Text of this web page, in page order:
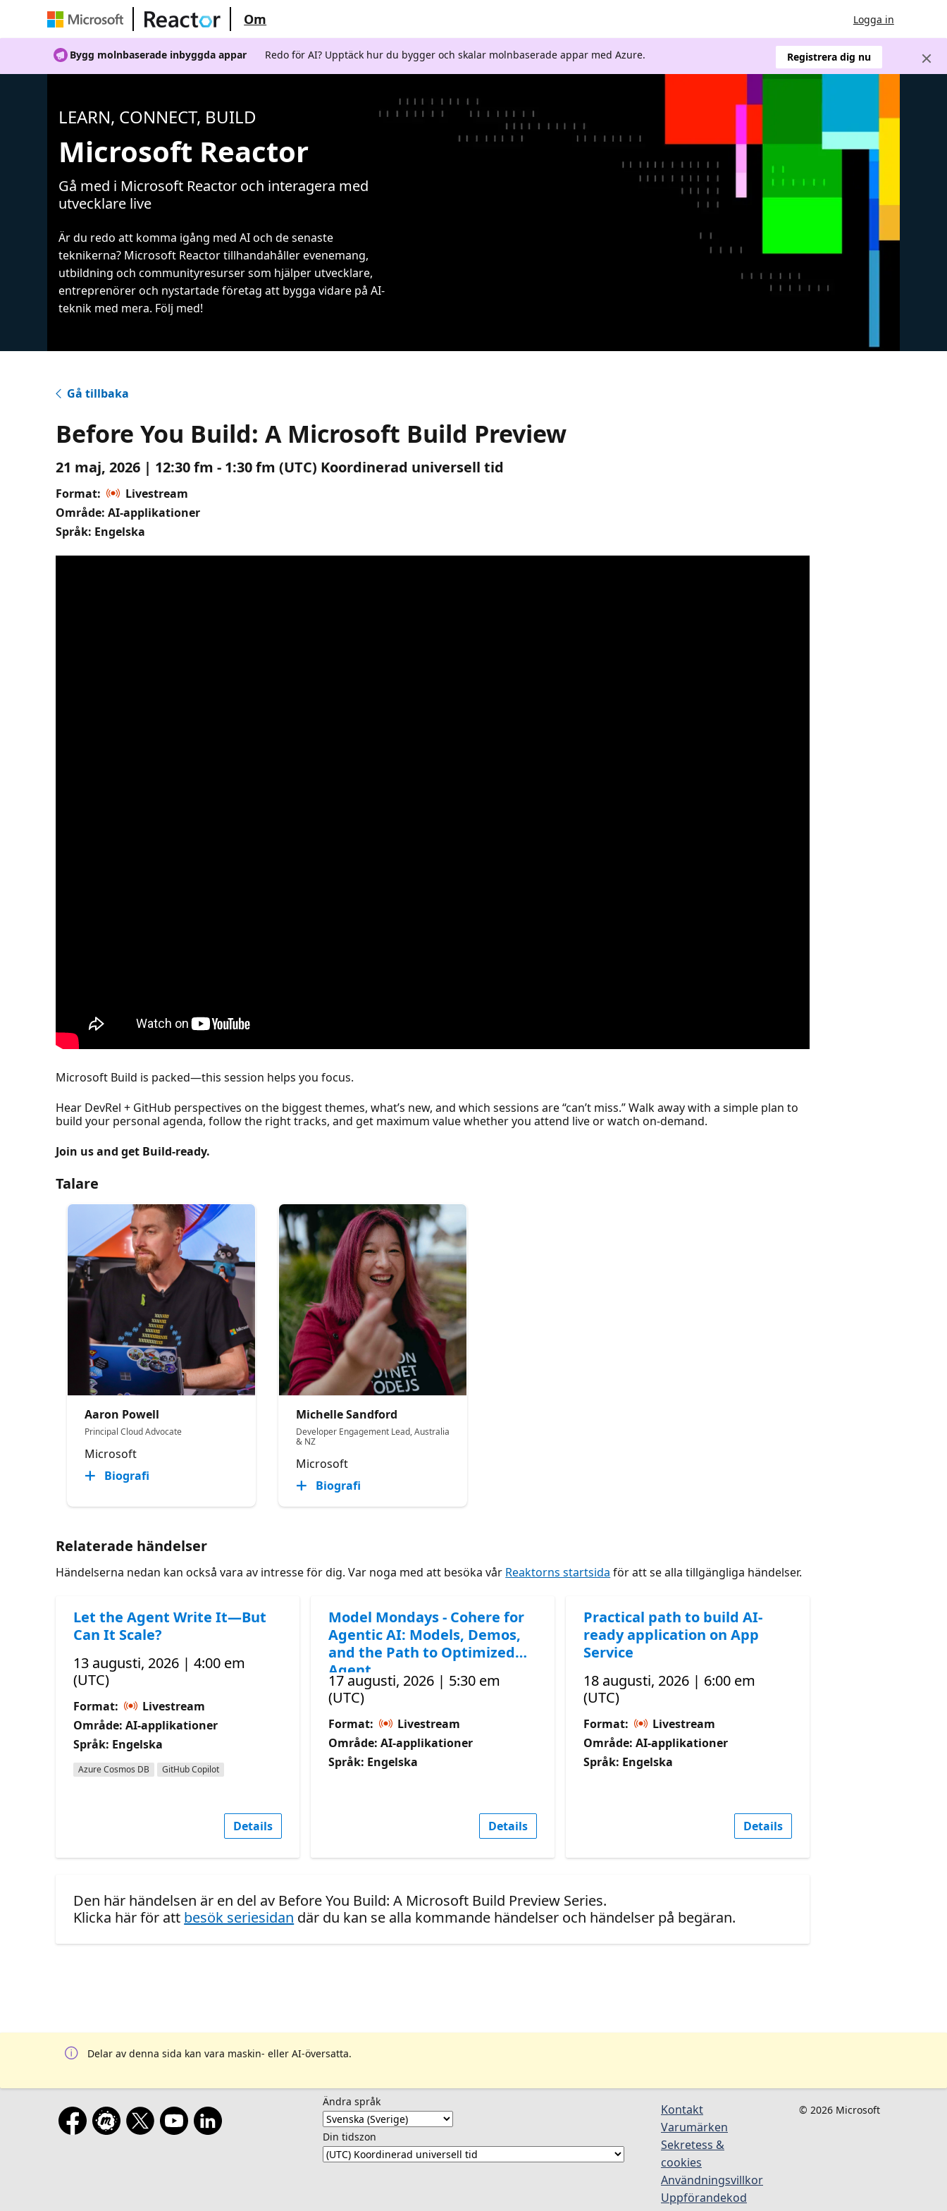
Om Logga in
Bygg molnbaserade inbyggda appar Redo för AI? Upptäck hur du bygger och skalar molnbaserade appar med Azure. Registrera dig nu
LEARN, CONNECT, BUILD
Microsoft Reactor
Gå med i Microsoft Reactor och interagera med
utvecklare live
Är du redo att komma igång med AI och de senaste
teknikerna? Microsoft Reactor tillhandahåller evenemang,
utbildning och communityresurser som hjälper utvecklare,
entreprenörer och nystartade företag att bygga vidare på AI-
teknik med mera. Följ med!
Gå tillbaka
Before You Build: A Microsoft Build Preview
21 maj, 2026 | 12:30 fm - 1:30 fm (UTC) Koordinerad universell tid
Format:
Livestream
Område: AI-applikationer
Språk: Engelska
Microsoft Build is packed—this session helps you focus.
Hear DevRel + GitHub perspectives on the biggest themes, what’s new, and which sessions are “can’t miss.” Walk away with a simple plan to
build your personal agenda, follow the right tracks, and get maximum value whether you attend live or watch on‑demand.
Join us and get Build‑ready.
Talare
Aaron Powell
Principal Cloud Advocate
Microsoft
Biografi
Michelle Sandford
Developer Engagement Lead, Australia
& NZ
Microsoft
Biografi
Relaterade händelser
Händelserna nedan kan också vara av intresse för dig. Var noga med att besöka vår Reaktorns startsida för att se alla tillgängliga händelser.
Let the Agent Write It—But
Can It Scale?
13 augusti, 2026 | 4:00 em
(UTC)
Format:
Livestream
Område: AI-applikationer
Språk: Engelska
Azure Cosmos DB GitHub Copilot
Details
Model Mondays - Cohere for
Agentic AI: Models, Demos,
and the Path to Optimized
Agent
17 augusti, 2026 | 5:30 em
(UTC)
Format:
Livestream
Område: AI-applikationer
Språk: Engelska
Details
Practical path to build AI-
ready application on App
Service
18 augusti, 2026 | 6:00 em
(UTC)
Format:
Livestream
Område: AI-applikationer
Språk: Engelska
Details
Den här händelsen är en del av Before You Build: A Microsoft Build Preview Series.
Klicka här för att besök seriesidan där du kan se alla kommande händelser och händelser på begäran.
Delar av denna sida kan vara maskin- eller AI-översatta.
Ändra språk
Din tidszon
Kontakt
Varumärken
Sekretess &
cookies
Användningsvillkor
Uppförandekod
© 2026 Microsoft